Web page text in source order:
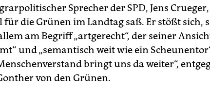
Sprecher der SPD, Jens
für die Grünen im Landtag saß. Er stößt sich,
am Begriff „artgerecht“, der seiner
und „semantisch weit wie ein
bringt uns da weiter“,
von den Grünen.